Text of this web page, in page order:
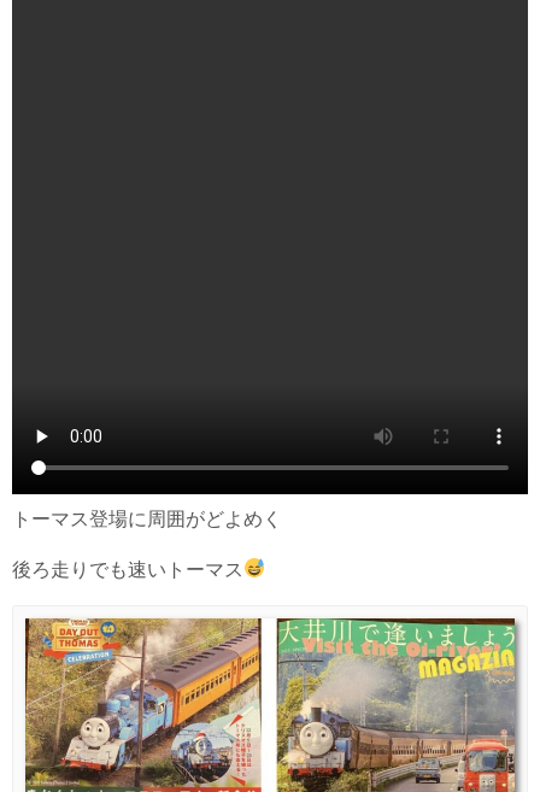
トーマス登場に周囲がどよめく
後ろ走りでも速いトーマス